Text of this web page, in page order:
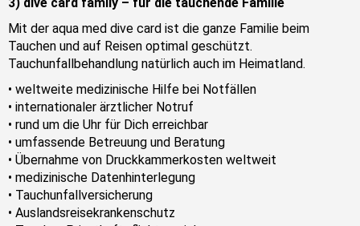
Mit der aqua med dive card ist die ganze Familie beim
Tauchen und auf Reisen optimal geschützt.
Tauchunfallbehandlung natürlich auch im Heimatland.
• weltweite medizinische Hilfe bei Notfällen
• internationaler ärztlicher Notruf
• rund um die Uhr für Dich erreichbar
• umfassende Betreuung und Beratung
• Übernahme von Druckkammerkosten weltweit
• medizinische Datenhinterlegung
• Tauchunfallversicherung
• Auslandsreisekrankenschutz